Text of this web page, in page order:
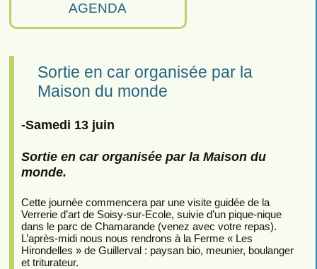
AGENDA
Sortie en car organisée par la
Maison du monde
-Samedi 13 juin
Sortie en car organisée par la Maison du
monde.
Cette journée commencera par une visite guidée de la
Verrerie d’art de Soisy-sur-Ecole, suivie d’un pique-nique
dans le parc de Chamarande (venez avec votre repas).
L’après-midi nous nous rendrons à la Ferme « Les
Hirondelles » de Guillerval : paysan bio, meunier, boulanger
et triturateur.